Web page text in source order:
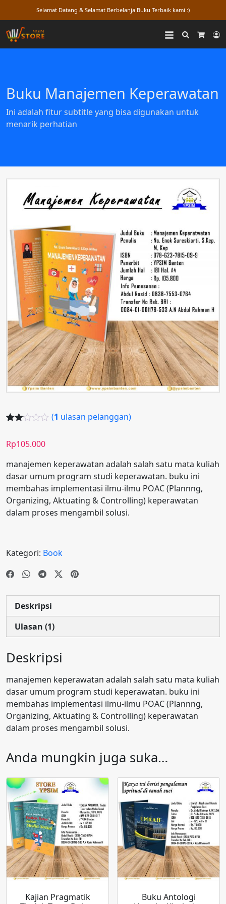
Selamat Datang & Selamat Berbelanja Buku Terbaik kami :)
Search
Buku Manajemen Keperawatan
Ini adalah fitur subtitle yang bisa digunakan untuk
menarik perhatian
2.00
5
berd
asa
rkan
penil
aian
pelan
ggan
(1 ulasan pelanggan)
Rp105.000
manajemen keperawatan adalah salah satu mata kuliah
dasar umum program studi keperawatan. buku ini
membahas implementasi ilmu-ilmu POAC (Plannng,
Organizing, Aktuating & Controlling) keperawatan
dalam proses mengambil solusi.
Kategori: Book
Deskripsi
Ulasan (1)
Deskripsi
manajemen keperawatan adalah salah satu mata kuliah
dasar umum program studi keperawatan. buku ini
membahas implementasi ilmu-ilmu POAC (Plannng,
Organizing, Aktuating & Controlling) keperawatan
dalam proses mengambil solusi.
Anda mungkin juga suka…
Kajian Pragmatik
Buku Antologi